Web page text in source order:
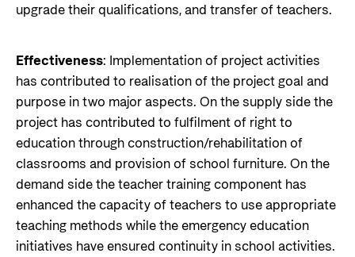
upgrade their qualifications, and transfer of teachers.
Effectiveness: Implementation of project activities
has contributed to realisation of the project goal and
purpose in two major aspects. On the supply side the
project has contributed to fulfilment of right to
education through construction/rehabilitation of
classrooms and provision of school furniture. On the
demand side the teacher training component has
enhanced the capacity of teachers to use appropriate
teaching methods while the emergency education
initiatives have ensured continuity in school activities.